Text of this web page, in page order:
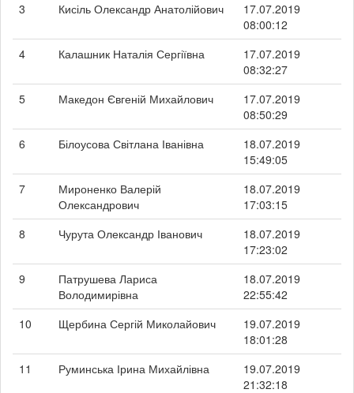
3
Кисіль Олександр Анатолійович
17.07.2019
08:00:12
4
Калашник Наталія Сергіївна
17.07.2019
08:32:27
5
Македон Євгеній Михайлович
17.07.2019
08:50:29
6
Білоусова Світлана Іванівна
18.07.2019
15:49:05
7
Мироненко Валерій
Олександрович
18.07.2019
17:03:15
8
Чурута Олександр Іванович
18.07.2019
17:23:02
9
Патрушева Лариса
Володимирівна
18.07.2019
22:55:42
10
Щербина Сергій Миколайович
19.07.2019
18:01:28
11
Руминська Ірина Михайлівна
19.07.2019
21:32:18